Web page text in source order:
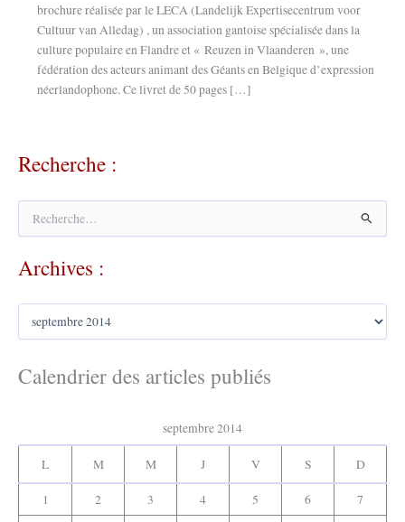
brochure réalisée par le LECA (Landelijk Expertisecentrum voor
Cultuur van Alledag) , un association gantoise spécialisée dans la
culture populaire en Flandre et « Reuzen in Vlaanderen », une
fédération des acteurs animant des Géants en Belgique d’expression
néerlandophone. Ce livret de 50 pages […]
Recherche :
h
e
h
r
Archives :
A
h
iCalendrier des articles publiés
septembre 2014
L M M J V S D
1 2 3 4 5 6
7